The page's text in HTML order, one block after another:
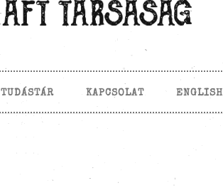
TUDÁSTÁR KAPCSOLAT ENGLISH